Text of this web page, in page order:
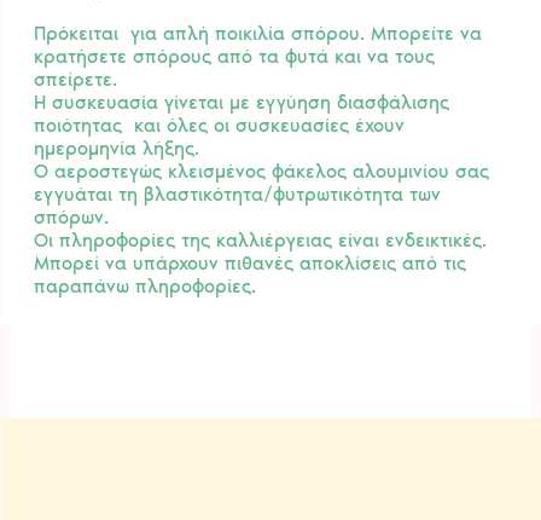
Πρόκειται για απλή ποικιλία σπόρου. Μπορείτε να
κρατήσετε σπόρους από τα φυτά και να τους
σπείρετε.
Η συσκευασία γίνεται με εγγύηση διασφάλισης
ποιότητας και όλες οι συσκευασίες έχουν
ημερομηνία λήξης.
Ο αεροστεγώς κλεισμένος φάκελος αλουμινίου σας
εγγυάται τη βλαστικότητα/φυτρωτικότητα των
σπόρων.
Οι πληροφορίες της καλλιέργειας είναι ενδεικτικές.
Μπορεί να υπάρχουν πιθανές αποκλίσεις από τις
παραπάνω πληροφορίες.